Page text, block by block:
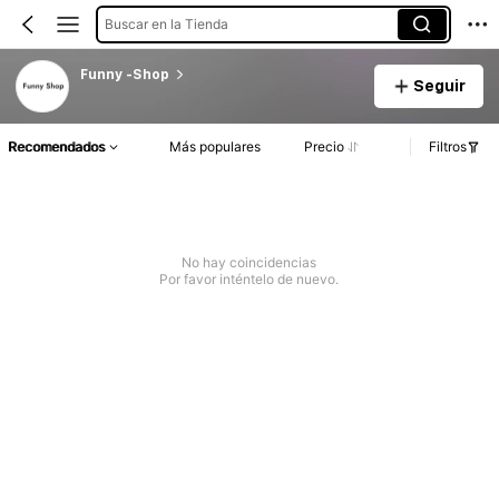
Buscar en la Tienda
Funny -Shop
Seguir
Recomendados Más populares Precio Filtros
No hay coincidencias
Por favor inténtelo de nuevo.